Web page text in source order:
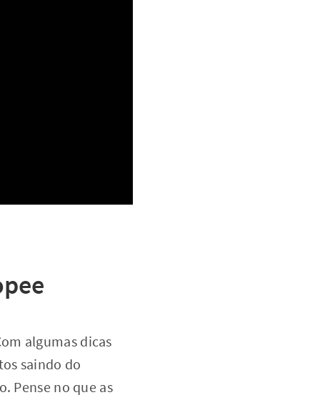
algumas dicas
saindo do
Pense no que as